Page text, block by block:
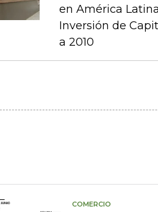
en América
Inversión de
a 2010
COMERCIO